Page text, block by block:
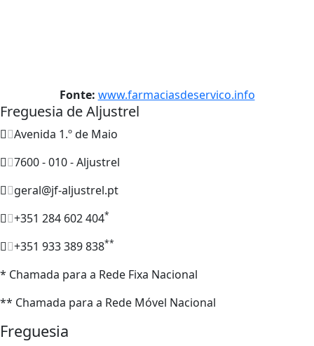
Fonte: www.farmaciasdeservico.info
Freguesia de Aljustrel
Avenida 1.º de Maio
7600 - 010 - Aljustrel
geral@jf-aljustrel.pt
+351 284 602 404*
+351 933 389 838**
* Chamada para a Rede Fixa Nacional
** Chamada para a Rede Móvel Nacional
Freguesia